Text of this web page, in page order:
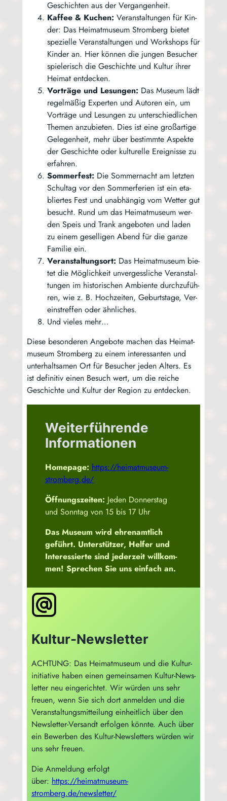
Geschich­ten aus der Vergangenheit.
Kaf­fee & Kuchen: Ver­an­stal­tun­gen für Kin­
der: Das Hei­mat­mu­se­um Strom­berg bie­tet
spe­zi­el­le Ver­an­stal­tun­gen und Work­shops für
Kin­der an. Hier kön­nen die jun­gen Besu­cher
spie­le­risch die Geschich­te und Kul­tur ihrer
Hei­mat entdecken.
Vor­trä­ge und Lesun­gen: Das Muse­um lädt
regel­mä­ßig Exper­ten und Autoren ein, um
Vor­trä­ge und Lesun­gen zu unter­schied­li­chen
The­men anzu­bie­ten. Dies ist eine groß­ar­ti­ge
Gele­gen­heit, mehr über bestimm­te Aspek­te
der Geschich­te oder kul­tu­rel­le Ereig­nis­se zu
erfahren.
Som­mer­fest: Die Som­mer­nacht am letz­ten
Schul­tag vor den Som­mer­fe­ri­en ist ein eta­
blier­tes Fest und unab­hän­gig vom Wet­ter gut
besucht. Rund um das Hei­mat­mu­se­um wer­
den Speis und Trank ange­bo­ten und laden
zu einem gesel­li­gen Abend für die gan­ze
Fami­lie ein.
Ver­an­stal­tungs­ort: Das Hei­mat­mu­se­um bie­
tet die Mög­lich­keit unver­gess­li­che Ver­an­stal­
tun­gen im his­to­ri­schen Ambi­en­te durch­zu­füh­
ren, wie z. B. Hoch­zei­ten, Geburts­ta­ge, Ver­
eins­tref­fen oder ähnliches.
Und vie­les mehr…
Die­se beson­de­ren Ange­bo­te machen das Hei­mat­
mu­se­um Strom­berg zu einem inter­es­san­ten und
unter­halt­sa­men Ort für Besu­cher jeden Alters. Es
ist defi­ni­tiv einen Besuch wert, um die rei­che
Geschich­te und Kul­tur der Regi­on zu entdecken.
Weiterführende
Informationen
Home­page: https://heimatmuseum-
stromberg.de/
Öff­nungs­zei­ten: Jeden Don­ners­tag
und Sonn­tag von 15 bis 17 Uhr
Das Muse­um wird ehren­amt­lich
geführt. Unter­stüt­zer, Hel­fer und
Inter­es­sier­te sind jeder­zeit will­kom­
men! Spre­chen Sie uns ein­fach an.
Kultur-Newsletter
ACHTUNG: Das Hei­mat­mu­se­um und die Kul­tur­
in­itia­ti­ve haben einen gemein­sa­men Kul­tur-News­
let­ter neu ein­ge­rich­tet. Wir wür­den uns sehr
freu­en, wenn Sie sich dort anmel­den und die
Ver­an­stal­tungs­mit­tei­lung ein­heit­lich über den
News­let­ter-Ver­sandt erfol­gen könn­te. Auch über
ein Bewer­ben des Kul­tur-News­let­ters wür­den wir
uns sehr freuen.
Die Anmel­dung erfolgt
über: https://heimatmuseum-
stromberg.de/newsletter/